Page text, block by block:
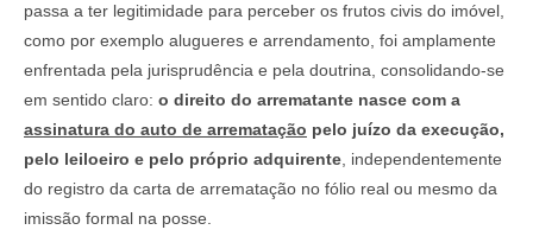
passa a ter legitimidade para perceber os frutos civis do imóvel,
como por exemplo alugueres e arrendamento, foi amplamente
enfrentada pela jurisprudência e pela doutrina, consolidando-se
em sentido claro: o direito do arrematante nasce com a
assinatura do auto de arrematação pelo juízo da execução,
pelo leiloeiro e pelo próprio adquirente, independentemente
do registro da carta de arrematação no fólio real ou mesmo da
imissão formal na posse.